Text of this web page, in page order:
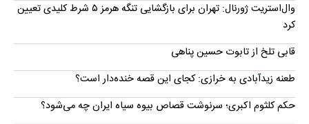
وال‌استریت ژورنال: تهران برای بازگشایی تنگه هرمز ۵ شرط کلیدی تعیین
کرد
قابی تلخ از تابوت حسین پناهی
طعنه زیدآبادی به خرازی: کجای این قصه خنده‌دار است؟
حکم کلثوم اکبری؛ سرنوشت قصاص بیوه سیاه ایران چه می‌شود؟